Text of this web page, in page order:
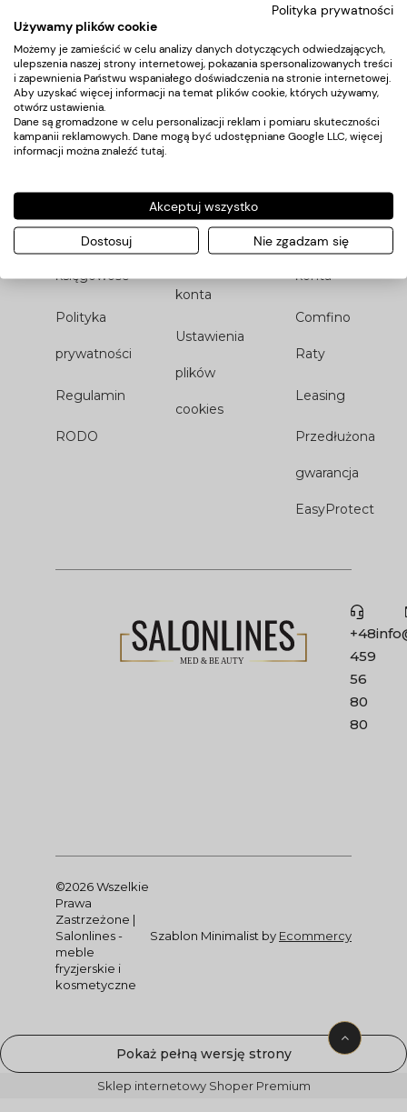
*Podając swój adres email wyrażasz zgodę na nasząpolitykę
prywatności
Pomoc
Zwroty i
reklamacje
Dotacje i
księgowość
Polityka
prywatności
Regulamin
RODO
Moje
konto
zamówienia
Ustawienia
konta
Ustawienia
plików
cookies
Płatności
płatności
Numer
konta
Comfino
Raty
Leasing
Przedłużona
gwarancja
EasyProtect
+48
459
56
80
80
©2026 Wszelkie
Prawa
Zastrzeżone |
Salonlines -
meble
fryzjerskie i
kosmetyczne
Szablon Minimalist by Ecommercy
Pokaż pełną wersję strony
Sklep internetowy Shoper Premium
Polityka prywatności
Używamy plików cookie
Możemy je zamieścić w celu analizy danych dotyczących odwiedzających,
ulepszenia naszej strony internetowej, pokazania spersonalizowanych treści
i zapewnienia Państwu wspaniałego doświadczenia na stronie internetowej.
Aby uzyskać więcej informacji na temat plików cookie, których używamy,
otwórz ustawienia.
Dane są gromadzone w celu personalizacji reklam i pomiaru skuteczności
kampanii reklamowych. Dane mogą być udostępniane Google LLC, więcej
informacji można znaleźć tutaj
Akceptuj wszystko
Dostosuj Nie zgadzam się